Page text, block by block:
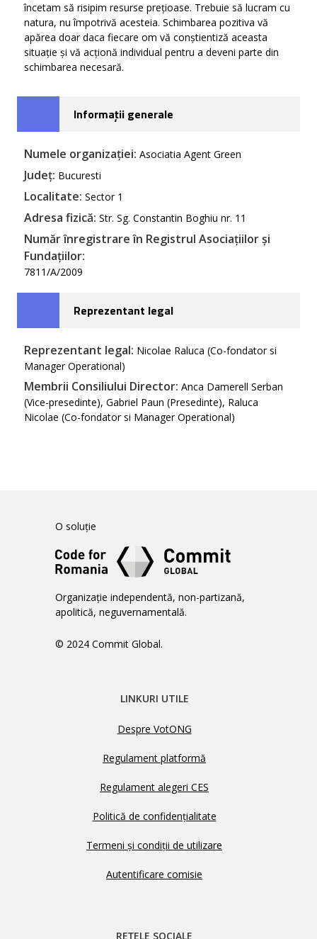
încetam să risipim resurse prețioase. Trebuie să lucram cu
natura, nu împotrivă acesteia. Schimbarea pozitiva vă
apărea doar daca fiecare om vă conștientiză aceasta
situație și vă acționă individual pentru a deveni parte din
schimbarea necesară.
Informații generale
Numele organizației: Asociatia Agent Green
Județ: Bucuresti
Localitate: Sector 1
Adresa fizică: Str. Sg. Constantin Boghiu nr. 11
Număr înregistrare în Registrul Asociațiilor și
Fundațiilor:
7811/A/2009
Reprezentant legal
Reprezentant legal: Nicolae Raluca (Co-fondator si
Manager Operational)
Membrii Consiliului Director: Anca Damerell Serban
(Vice-presedinte), Gabriel Paun (Presedinte), Raluca
Nicolae (Co-fondator si Manager Operational)
O soluție
Organizație independentă, non-partizană,
apolitică, neguvernamentală.
© 2024 Commit Global.
LINKURI UTILE
Despre VotONG
Regulament platformă
Regulament alegeri CES
Politică de confidențialitate
Termeni și condiții de utilizare
Autentificare comisie
REȚELE SOCIALE